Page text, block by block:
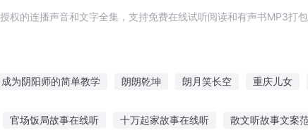
的连播声音和文字全集，支持免费在线试听阅读和有声书MP3打包
成为阴阳师的简单教学 朗朗乾坤 朗月笑长空 重庆儿女
官场饭局故事在线听 十万起家故事在线听 散文听故事文案